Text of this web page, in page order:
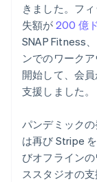
きました。フ
失額が 200 億
SNAP Fitness
ンでのワーク
開始して、会
支援しました。
パンデミック
は再び Stripe
びオフライン
ススタジオの支
イギリス
English
イタリア
Italiano
インド
English
エストニア
オーストラ
English
オーストリ
Deutsch
オランダ